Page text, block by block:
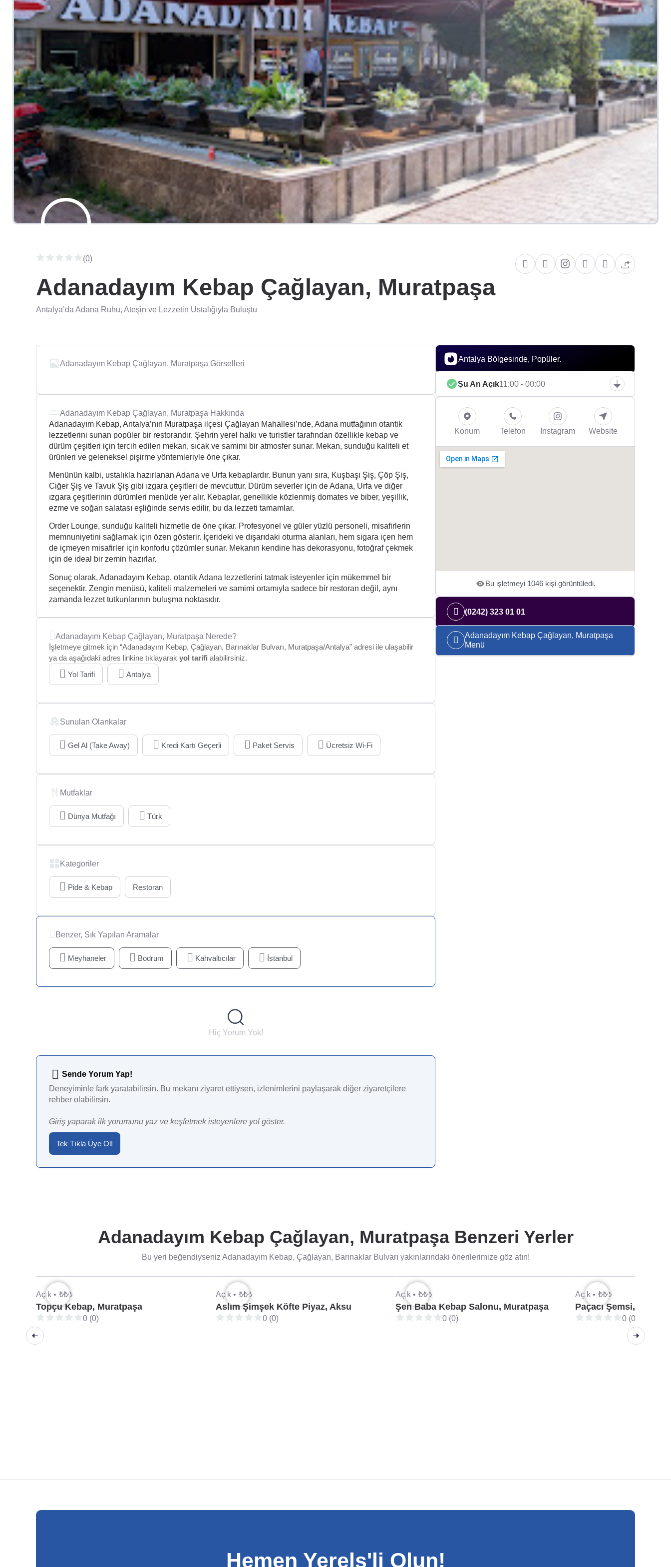
(0)
Adanadayım Kebap Çağlayan, Muratpaşa
Antalya’da Adana Ruhu, Ateşin ve Lezzetin Ustalığıyla Buluştu
Adanadayım Kebap Çağlayan, Muratpaşa Görselleri
Adanadayım Kebap Çağlayan, Muratpaşa Hakkında
Adanadayım Kebap, Antalya’nın Muratpaşa ilçesi Çağlayan Mahallesi’nde, Adana mutfağının otantik
lezzetlerini sunan popüler bir restorandır. Şehrin yerel halkı ve turistler tarafından özellikle kebap ve
dürüm çeşitleri için tercih edilen mekan, sıcak ve samimi bir atmosfer sunar. Mekan, sunduğu kaliteli et
ürünleri ve geleneksel pişirme yöntemleriyle öne çıkar.
Menünün kalbi, ustalıkla hazırlanan Adana ve Urfa kebaplardır. Bunun yanı sıra, Kuşbaşı Şiş, Çöp Şiş,
Ciğer Şiş ve Tavuk Şiş gibi ızgara çeşitleri de mevcuttur. Dürüm severler için de Adana, Urfa ve diğer
ızgara çeşitlerinin dürümleri menüde yer alır. Kebaplar, genellikle közlenmiş domates ve biber, yeşillik,
ezme ve soğan salatası eşliğinde servis edilir, bu da lezzeti tamamlar.
Order Lounge, sunduğu kaliteli hizmetle de öne çıkar. Profesyonel ve güler yüzlü personeli, misafirlerin
memnuniyetini sağlamak için özen gösterir. İçerideki ve dışarıdaki oturma alanları, hem sigara içen hem
de içmeyen misafirler için konforlu çözümler sunar. Mekanın kendine has dekorasyonu, fotoğraf çekmek
için de ideal bir zemin hazırlar.
Sonuç olarak, Adanadayım Kebap, otantik Adana lezzetlerini tatmak isteyenler için mükemmel bir
seçenektir. Zengin menüsü, kaliteli malzemeleri ve samimi ortamıyla sadece bir restoran değil, aynı
zamanda lezzet tutkunlarının buluşma noktasıdır.
Adanadayım Kebap Çağlayan, Muratpaşa Nerede?
İşletmeye gitmek için “Adanadayım Kebap, Çağlayan, Barınaklar Bulvarı, Muratpaşa/Antalya” adresi ile ulaşabilir
ya da aşağıdaki adres linkine tıklayarak yol tarifi alabilirsiniz.
Yol Tarifi
Antalya
Sunulan Olankalar
Gel Al (Take Away) Kredi Kartı Geçerli Paket Servis Ücretsiz Wi-Fi
Mutfaklar
Dünya Mutfağı Türk
Kategoriler
Pide & Kebap Restoran
Benzer, Sık Yapılan Aramalar
Meyhaneler Bodrum Kahvaltıcılar İstanbul
Hiç Yorum Yok!
Sende Yorum Yap!
Deneyiminle fark yaratabilirsin. Bu mekanı ziyaret ettiysen, izlenimlerini paylaşarak diğer ziyaretçilere
rehber olabilirsin.
Giriş yaparak ilk yorumunu yaz ve keşfetmek isteyenlere yol göster.
Tek Tıkla Üye Ol!
Antalya Bölgesinde, Popüler.
Şu An Açık11:00 - 00:00
Konum Telefon Instagram Website
Bu işletmeyi 1046 kişi görüntüledi.
(0242) 323 01 01
Adanadayım Kebap Çağlayan, Muratpaşa
Menü
Adanadayım Kebap Çağlayan, Muratpaşa Benzeri Yerler
Bu yeri beğendiyseniz Adanadayım Kebap, Çağlayan, Barınaklar Bulvarı yakınlarındaki önerilerimize göz atın!
Açık • ₺₺₺
Topçu Kebap, Muratpaşa
0 (0)
Açık • ₺₺₺
Aslım Şimşek Köfte Piyaz, Aksu
0 (0)
Açık • ₺₺₺
Şen Baba Kebap Salonu, Muratpaşa
0 (0)
Açık • ₺₺₺
Paçacı Şemsi,
0 (0)
Hemen Yerels'li Olun!